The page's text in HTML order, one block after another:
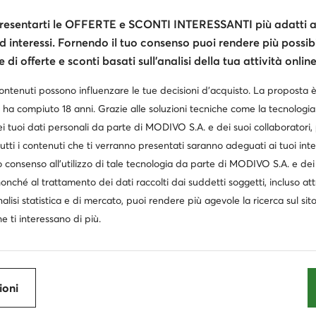
· Nero
attuale
€
regolare
-16%
più basso53,99 € -7%
Ciabatte · Nero
20,95€
extra
20,95€
le OFFERTE e SCONTI INTERESSANTI più adatti
interessi. Fornendo il tuo consenso puoi rendere più
di offerte e sconti basati sull’analisi della tua attività
possono influenzare le tue decisioni d’acquisto. La proposta
compiuto 18 anni. Grazie alle soluzioni tecniche come la
tuoi dati personali da parte di MODIVO S.A. e dei suoi collaboratori,
i contenuti che ti verranno presentati saranno adeguati ai tuoi
consenso all’utilizzo di tale tecnologia da parte di MODIVO S.A. e
al trattamento dei dati raccolti dai suddetti soggetti, incluso
statistica e di mercato, puoi rendere più agevole la ricerca sul
ti interessano di più.